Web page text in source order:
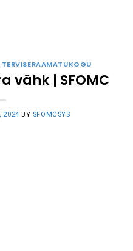
TERVISERAAMATUKOGU
vähk | SFOMC
2024 BY SFOMCSYS